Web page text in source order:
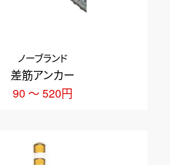
差筋アンカー
ノーブランド
90 ～ 520円